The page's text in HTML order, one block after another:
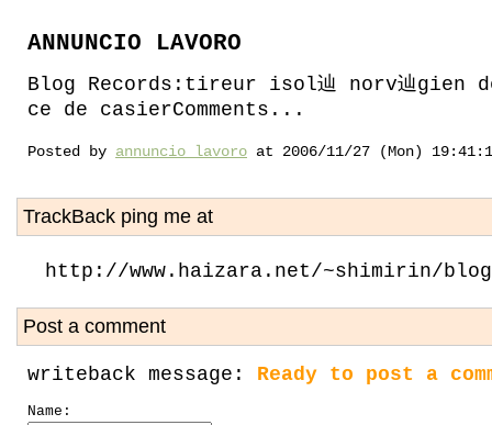
ANNUNCIO LAVORO
Blog Records:tireur isol辿 norv辿gien
ce de casierComments...
Posted by annuncio lavoro at 2006/11/27 (Mon)
TrackBack ping me at
http://www.haizara.net/~shimirin/
Post a comment
writeback message: Ready to post a
Name: